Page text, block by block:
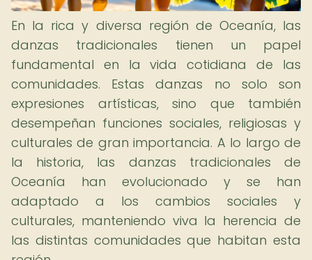
En la rica y diversa región de Oceanía, las
danzas tradicionales tienen un papel
fundamental en la vida cotidiana de las
comunidades. Estas danzas no solo son
expresiones artísticas, sino que también
desempeñan funciones sociales, religiosas y
culturales de gran importancia. A lo largo de
la historia, las danzas tradicionales de
Oceanía han evolucionado y se han
adaptado a los cambios sociales y
culturales, manteniendo viva la herencia de
las distintas comunidades que habitan esta